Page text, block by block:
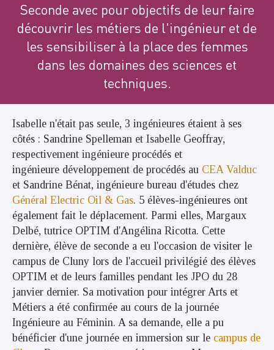
Seconde avec pour objectifs de leur faire
découvrir les métiers de l'ingénieur et de
les sensibiliser à la place des femmes
dans les domaines des sciences et
techniques.
Isabelle n'était pas seule, 3 ingénieures étaient à ses
côtés : Sandrine Spelleman et Isabelle Geoffray,
respectivement ingénieure procédés et
ingénieure développement de procédés au CEA Valduc
et Sandrine Bénat, ingénieure bureau d'études chez
Général Electric Oil & Gas. 5 élèves-ingénieures ont
également fait le déplacement. Parmi elles, Margaux
Delbé, tutrice OPTIM d'Angélina Ricotta. Cette
dernière, élève de seconde a eu l'occasion de visiter le
campus de Cluny lors de l'accueil privilégié des élèves
OPTIM et de leurs familles pendant les JPO du 28
janvier dernier. Sa motivation pour intégrer Arts et
Métiers a été confirmée au cours de la journée
Ingénieure au Féminin. A sa demande, elle a pu
bénéficier d'une journée en immersion sur le campus de